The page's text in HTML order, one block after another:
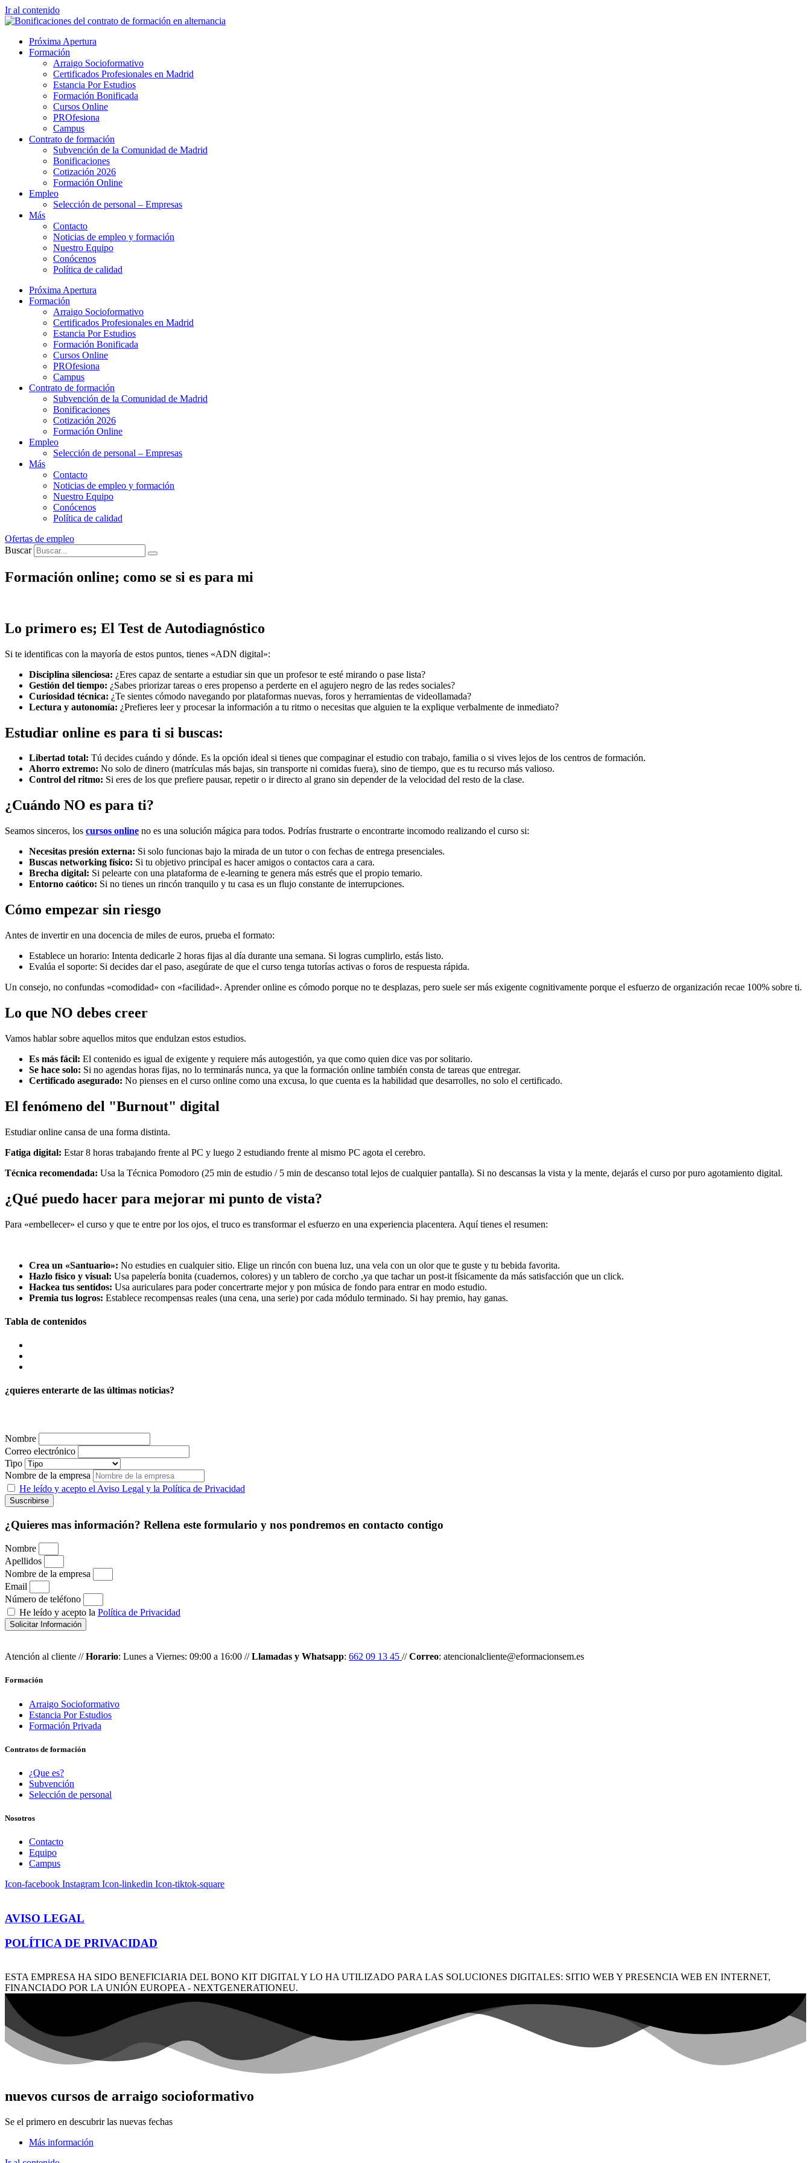
Ir al contenido
Próxima Apertura
Formación
Arraigo Socioformativo
Certificados Profesionales en Madrid
Estancia Por Estudios
Formación Bonificada
Cursos Online
PROfesiona
Campus
Contrato de formación
Subvención de la Comunidad de Madrid
Bonificaciones
Cotización 2026
Formación Online
Empleo
Selección de personal – Empresas
Más
Contacto
Noticias de empleo y formación
Nuestro Equipo
Conócenos
Política de calidad
Próxima Apertura
Formación
Arraigo Socioformativo
Certificados Profesionales en Madrid
Estancia Por Estudios
Formación Bonificada
Cursos Online
PROfesiona
Campus
Contrato de formación
Subvención de la Comunidad de Madrid
Bonificaciones
Cotización 2026
Formación Online
Empleo
Selección de personal – Empresas
Más
Contacto
Noticias de empleo y formación
Nuestro Equipo
Conócenos
Política de calidad
Ofertas de empleo
Buscar
Formación online; como se si es para mi
Lo primero es; El Test de Autodiagnóstico
Si te identificas con la mayoría de estos puntos, tienes «ADN digital»:
Disciplina silenciosa: ¿Eres capaz de sentarte a estudiar sin que un profesor te esté mirando o pase lista?
Gestión del tiempo: ¿Sabes priorizar tareas o eres propenso a perderte en el agujero negro de las redes sociales?
Curiosidad técnica: ¿Te sientes cómodo navegando por plataformas nuevas, foros y herramientas de videollamada?
Lectura y autonomía: ¿Prefieres leer y procesar la información a tu ritmo o necesitas que alguien te la explique verbalmente de inmediato?
Estudiar online es para ti si buscas:
Libertad total: Tú decides cuándo y dónde. Es la opción ideal si tienes que compaginar el estudio con trabajo, familia o si vives lejos de los centros de formación.
Ahorro extremo: No solo de dinero (matrículas más bajas, sin transporte ni comidas fuera), sino de tiempo, que es tu recurso más valioso.
Control del ritmo: Si eres de los que prefiere pausar, repetir o ir directo al grano sin depender de la velocidad del resto de la clase.
¿Cuándo NO es para ti?
Seamos sinceros, los cursos online no es una solución mágica para todos. Podrías frustrarte o encontrarte incomodo realizando el curso si:
Necesitas presión externa: Si solo funcionas bajo la mirada de un tutor o con fechas de entrega presenciales.
Buscas networking físico: Si tu objetivo principal es hacer amigos o contactos cara a cara.
Brecha digital: Si pelearte con una plataforma de e-learning te genera más estrés que el propio temario.
Entorno caótico: Si no tienes un rincón tranquilo y tu casa es un flujo constante de interrupciones.
Cómo empezar sin riesgo
Antes de invertir en una docencia de miles de euros, prueba el formato:
Establece un horario: Intenta dedicarle 2 horas fijas al día durante una semana. Si logras cumplirlo, estás listo.
Evalúa el soporte: Si decides dar el paso, asegúrate de que el curso tenga tutorías activas o foros de respuesta rápida.
Un consejo, no confundas «comodidad» con «facilidad». Aprender online es cómodo porque no te desplazas, pero suele ser más exigente cognitivamente porque el esfuerzo de organización recae 100% sobre ti.
Lo que NO debes creer
Vamos hablar sobre aquellos mitos que endulzan estos estudios.
Es más fácil: El contenido es igual de exigente y requiere más autogestión, ya que como quien dice vas por solitario.
Se hace solo: Si no agendas horas fijas, no lo terminarás nunca, ya que la formación online también consta de tareas que entregar.
Certificado asegurado: No pienses en el curso online como una excusa, lo que cuenta es la habilidad que desarrolles, no solo el certificado.
El fenómeno del "Burnout" digital
Estudiar online cansa de una forma distinta.
Fatiga digital: Estar 8 horas trabajando frente al PC y luego 2 estudiando frente al mismo PC agota el cerebro.
Técnica recomendada: Usa la Técnica Pomodoro (25 min de estudio / 5 min de descanso total lejos de cualquier pantalla). Si no descansas la vista y la mente, dejarás el curso por puro agotamiento digital.
¿Qué puedo hacer para mejorar mi punto de vista?
Para «embellecer» el curso y que te entre por los ojos, el truco es transformar el esfuerzo en una experiencia placentera. Aquí tienes el resumen:
Crea un «Santuario»: No estudies en cualquier sitio. Elige un rincón con buena luz, una vela con un olor que te guste y tu bebida favorita.
Hazlo físico y visual: Usa papelería bonita (cuadernos, colores) y un tablero de corcho ,ya que tachar un post-it físicamente da más satisfacción que un click.
Hackea tus sentidos: Usa auriculares para poder concertrarte mejor y pon música de fondo para entrar en modo estudio.
Premia tus logros: Establece recompensas reales (una cena, una serie) por cada módulo terminado. Si hay premio, hay ganas.
Tabla de contenidos
¿quieres enterarte de las últimas noticias?
Nombre
Correo electrónico
Tipo
Nombre de la empresa
He leído y acepto el Aviso Legal y la Política de Privacidad
¿Quieres mas información? Rellena este formulario y nos pondremos en contacto contigo
Nombre
Apellidos
Nombre de la empresa
Email
Número de teléfono
He leído y acepto la Política de Privacidad
Solicitar Información
Atención al cliente //Horario: Lunes a Viernes: 09:00 a 16:00 //Llamadas y Whatsapp: 662 09 13 45 //Correo: atencionalcliente@eformacionsem.es
Formación
Arraigo Socioformativo
Estancia Por Estudios
Formación Privada
Contratos de formación
¿Que es?
Subvención
Selección de personal
Nosotros
Contacto
Equipo
Campus
Icon-facebook Instagram Icon-linkedin Icon-tiktok-square
AVISO LEGAL
POLÍTICA DE PRIVACIDAD
ESTA EMPRESA HA SIDO BENEFICIARIA DEL BONO KIT DIGITAL Y LO HA UTILIZADO PARA LAS SOLUCIONES DIGITALES: SITIO WEB Y PRESENCIA WEB EN INTERNET,
FINANCIADO POR LA UNIÓN EUROPEA - NEXTGENERATIONEU.
nuevos cursos de arraigo socioformativo
Se el primero en descubrir las nuevas fechas
Más información